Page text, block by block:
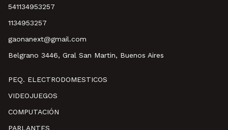
541134953257
1134953257
gaonanext@gmail.com
Belgrano 3446, Gral San Martin, Buenos Aires
PEQ. ELECTRODOMESTICOS
VIDEOJUEGOS
COMPUTACIÓN
PARLANTES